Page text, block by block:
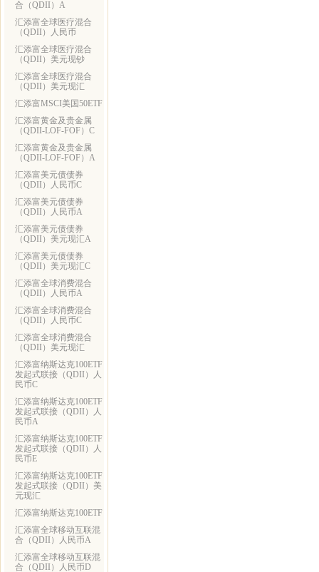
合（QDII）A
汇添富全球医疗混合
（QDII）人民币
汇添富全球医疗混合
（QDII）美元现钞
汇添富全球医疗混合
（QDII）美元现汇
汇添富MSCI美国50ETF
汇添富黄金及贵金属
（QDII-LOF-FOF）C
汇添富黄金及贵金属
（QDII-LOF-FOF）A
汇添富美元债债券
（QDII）人民币C
汇添富美元债债券
（QDII）人民币A
汇添富美元债债券
（QDII）美元现汇A
汇添富美元债债券
（QDII）美元现汇C
汇添富全球消费混合
（QDII）人民币A
汇添富全球消费混合
（QDII）人民币C
汇添富全球消费混合
（QDII）美元现汇
汇添富纳斯达克100ETF
发起式联接（QDII）人
民币C
汇添富纳斯达克100ETF
发起式联接（QDII）人
民币A
汇添富纳斯达克100ETF
发起式联接（QDII）人
民币E
汇添富纳斯达克100ETF
发起式联接（QDII）美
元现汇
汇添富纳斯达克100ETF
汇添富全球移动互联混
合（QDII）人民币A
汇添富全球移动互联混
合（QDII）人民币D